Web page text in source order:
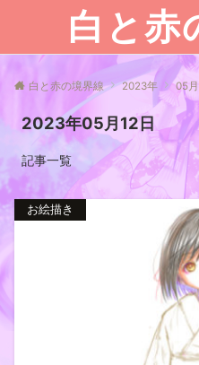
白と赤
白と赤の境界線 2023年 05月
2023年05月12日
記事一覧
お絵描き